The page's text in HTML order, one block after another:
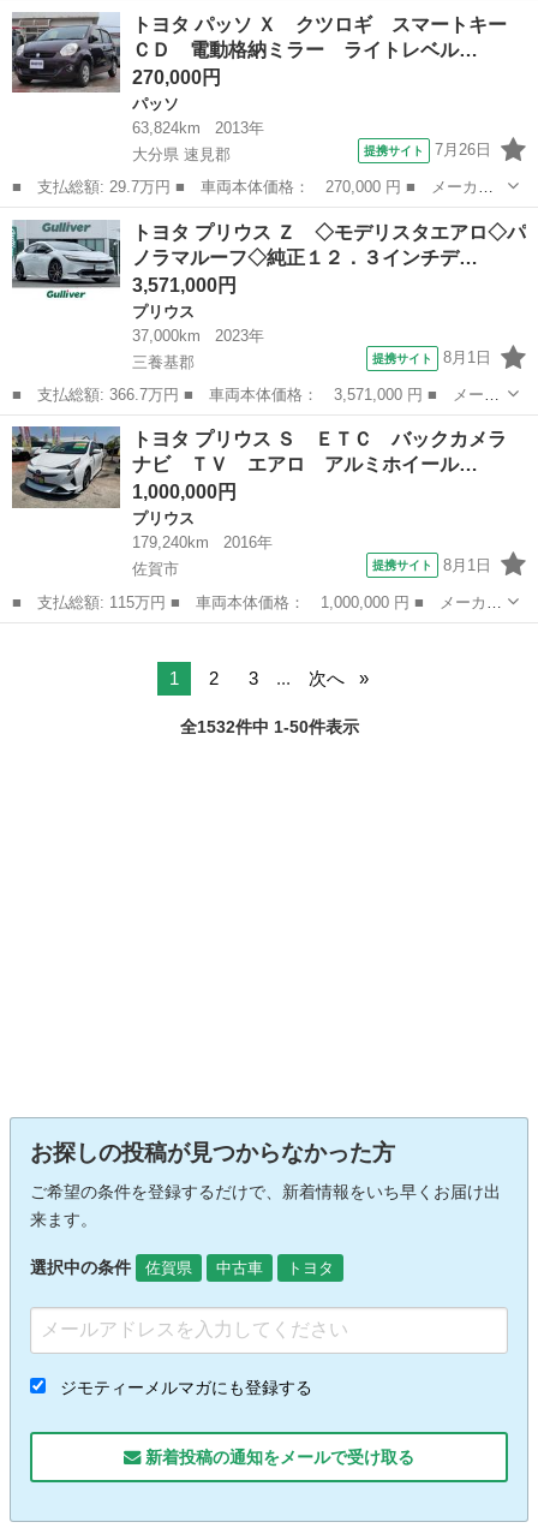
名： トヨタ ■ 車種名： ルーミー ■ グレード名： Ｇ バック
カメラ ナビ ＴＶ 両側電動スライドドア オートクルーズコント
ロール アルミホ...
佐賀 佐賀市 トヨタ
トヨタ パッソ Ｘ クツロギ スマートキー
ＣＤ 電動格納ミラー ライトレベル…
270,000円
パッソ
63,824km
2013年
大分県 速見郡
提携サイト 7月26日
■ 支払総額: 29.7万円 ■ 車両本体価格： 270,000 円 ■ メーカー
名： トヨタ ■ 車種名： パッソ ■ グレード名： Ｘ クツロ
ギ スマートキー ＣＤ 電動格納ミラー ライトレベル調節 ベン
チシート パワ...
大分 速見郡 パッソ
トヨタ プリウス Ｚ ◇モデリスタエアロ◇パ
ノラマルーフ◇純正１２．３インチデ…
3,571,000円
プリウス
37,000km
2023年
三養基郡
提携サイト 8月1日
■ 支払総額: 366.7万円 ■ 車両本体価格： 3,571,000 円 ■ メーカ
ー名： トヨタ ■ 車種名： プリウス ■ グレード名： Ｚ ◇モ
デリスタエアロ◇パノラマルーフ◇純正１２．３インチディスプレイ
オーディ...
佐賀 三養基郡 プリウス
トヨタ プリウス Ｓ ＥＴＣ バックカメラ
ナビ ＴＶ エアロ アルミホイール…
1,000,000円
プリウス
179,240km
2016年
佐賀市
提携サイト 8月1日
■ 支払総額: 115万円 ■ 車両本体価格： 1,000,000 円 ■ メーカー
名： トヨタ ■ 車種名： プリウス ■ グレード名： Ｓ ＥＴ
1 2 3 ... 次へ
全1532件中 1-50件表示
お探しの投稿が見つからなかった方
ご希望の条件を登録するだけで、新着情報をいち早くお届け出
来ます。
選択中の条件 佐賀県 中古車 トヨタ
ジモティーメルマガにも登録する
新着投稿の通知をメールで受け取る